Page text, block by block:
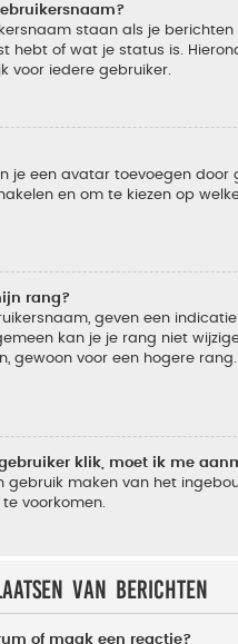
staan als je
hebt of wat je status is.
voor iedere gebruiker.
je een avatar toevoegen
en om te kiezen op
rang?
geven een
kan je je rang niet
gewoon voor een hogere
klik, moet ik me
gebruik maken van het
voorkomen.
van berichten
of maak een reactie?